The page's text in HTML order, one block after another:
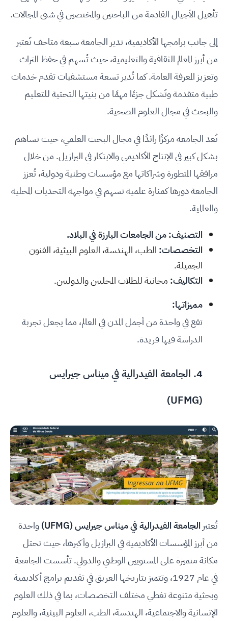
تأهيل الأجيال القادمة من الباحثين والمختصين في شتى المجالات.
إلى جانب برامجها الأكاديمية، تدير الجامعة سبعة متاحف تُعتبر
من أبرز المعالم الثقافية والتعليمية، حيث تُسهم في حفظ التراث
وتعزيز المعرفة العامة. كما تُدير تسعة مستشفيات تقدم خدمات
طبية متقدمة وتُشكل جزءًا مهمًا من بنيتها التحتية للتعليم
والبحث في مجال العلوم الصحية.
تُعد الجامعة مركزًا رائدًا في مجال البحث العلمي، حيث تساهم
بشكل كبير في الإنتاج الأكاديمي والابتكار في البرازيل. من خلال
مرافقها المتطورة وشراكاتها مع مؤسسات وطنية ودولية، تُعزز
الجامعة دورها كمنارة علمية تسهم في مواجهة التحديات المحلية
والعالمية.
التصنيف: من الجامعات البارزة في البلاد.
التخصصات: الطب، الهندسة، العلوم البيئية، الفنون
الجميلة.
التكاليف: مجانية للطلاب المحليين والدوليين.
مميزاتها:
تقع في واحدة من أجمل المدن في العالم، مما يجعل تجربة
الدراسة فيها فريدة.
4. الجامعة الفيدرالية في ميناس جيرايس
(UFMG
)
تُعتبر الجامعة الفيدرالية في ميناس جيرايس (UFMG)
واحدة
من أبرز المؤسسات الأكاديمية في البرازيل وأكبرها، حيث تحتل
مكانة متميزة على المستويين الوطني والدولي. تأسست الجامعة
في عام 1927، وتتميز بتاريخها العريق في تقديم برامج أكاديمية
وبحثية متنوعة تغطي مختلف التخصصات، بما في ذلك العلوم
الإنسانية والاجتماعية، الهندسة، الطب، العلوم البيئية، والعلوم